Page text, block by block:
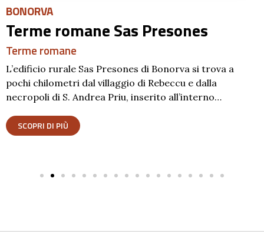
BONORVA
Terme romane Sas Presones
Terme romane
L’edificio rurale Sas Presones di Bonorva si trova a
pochi chilometri dal villaggio di Rebeccu e dalla
necropoli di S. Andrea Priu, inserito all’interno…
SCOPRI DI PIÙ